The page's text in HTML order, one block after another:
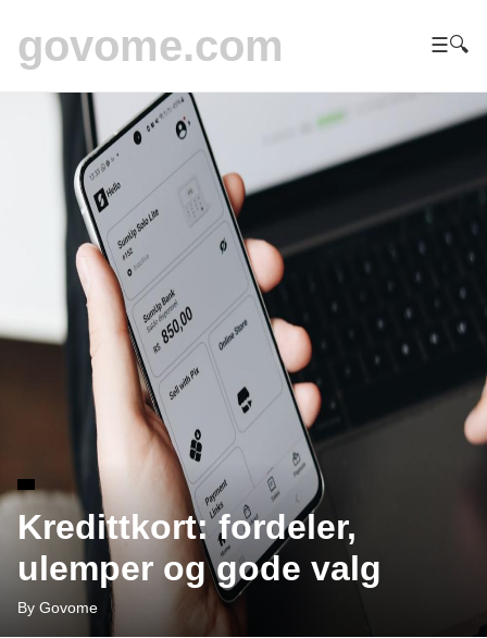
govome.com ☰🔍
Kredittkort: fordeler,
ulemper og gode valg
By Govome